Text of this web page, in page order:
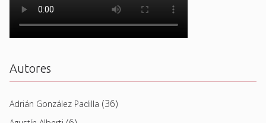
Autores
Adrián González Padilla (36)